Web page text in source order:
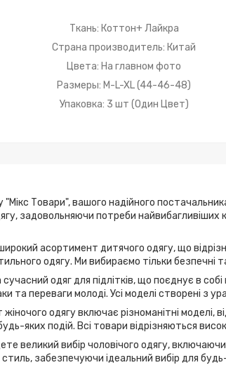
Ткань: Коттон+ Лайкра
Страна производитель: Китай
Цвета: На главном фото
Размеры: M-L-XL (44-46-48)
Упаковка: 3 шт (Один Цвет)
Товари", вашого надійного
задовольняючи потреби
асортимент дитячого одягу, що
одягу. Ми вибираємо тільки безпечні
одяг для підлітків, що поєднує в
та переваги молоді. Усі моделі створені з
одягу включає різноманітні моделі,
яких подій. Всі товари відрізняються
великий вибір чоловічого одягу,
забезпечуючи ідеальний вибір для